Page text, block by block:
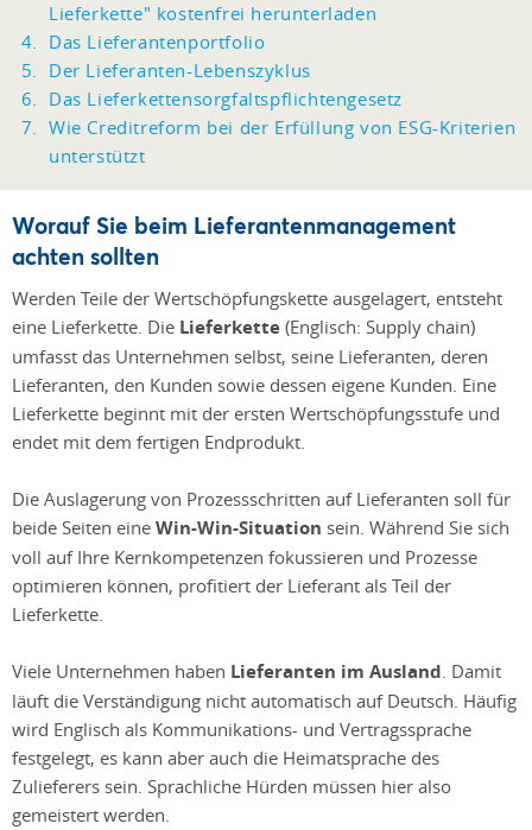
Lieferkette" kostenfrei herunterladen
Das Lieferantenportfolio
Der Lieferanten-Lebenszyklus
Das Lieferkettensorgfaltspflichtengesetz
Wie Creditreform bei der Erfüllung von ESG-Kriterien
unterstützt
Worauf Sie beim Lieferantenmanagement
achten sollten
Werden Teile der Wertschöpfungskette ausgelagert, entsteht
eine Lieferkette. Die Lieferkette (Englisch: Supply chain)
umfasst das Unternehmen selbst, seine Lieferanten, deren
Lieferanten, den Kunden sowie dessen eigene Kunden. Eine
Lieferkette beginnt mit der ersten Wertschöpfungsstufe und
endet mit dem fertigen Endprodukt.
Die Auslagerung von Prozessschritten auf Lieferanten soll für
beide Seiten eine Win-Win-Situation sein. Während Sie sich
voll auf Ihre Kernkompetenzen fokussieren und Prozesse
optimieren können, profitiert der Lieferant als Teil der
Lieferkette.
Viele Unternehmen haben Lieferanten im Ausland . Damit
läuft die Verständigung nicht automatisch auf Deutsch. Häufig
wird Englisch als Kommunikations- und Vertragssprache
festgelegt, es kann aber auch die Heimatsprache des
Zulieferers sein. Sprachliche Hürden müssen hier also
gemeistert werden.